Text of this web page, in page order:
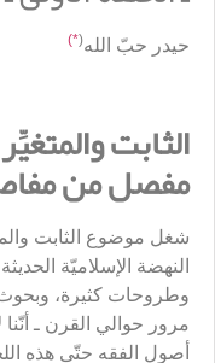
حيدر حبّ الله(
*)
الثابت
مفصل من
شغل موضوع الثابت
النهضة الإسلاميّة
وطروحات كثيرة،
مرور حوالي القرن ـ
أصول الفقه حتّى هذه